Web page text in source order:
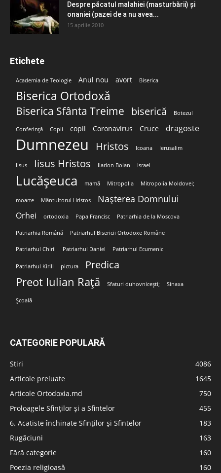
Despre păcatul malahiei (masturbării) şi
onaniei (pazei de a nu avea...
15 aprilie 2010
Etichete
Academia de Teologie Anul nou avort Biserica
Biserica Ortodoxă
Biserica Sfânta Treime biserică Botezul
Conferință Copii copil Coronavirus Cruce dragoste
Dumnezeu Hristos Icoana Ierusalim
Iisus Iisus Hristos Ilarion Boian Israel
Lucășeuca mamă Mitropolia Mitropolia Moldovei;
moarte Mântuitorul Hristos Nașterea Domnului
Orhei ortodoxia Papa Francisc Patriarhia de la Moscova
Patriarhia Română Patriarhul Bisericii Ortodoxe Române
Patriarhul Chiril Patriarhul Daniel Patriarhul Ecumenic
Patriarhul Kirill pictura Predica
Preot Iulian Rață Sfaturi duhovnicești; Sinaxa
Școală
CATEGORIE POPULARĂ
Stiri
4086
Articole preluate
1645
Articole Ortodoxia.md
750
Proloagele Sfinților și a Sfintelor
455
6. Acatiste închinate Sfinților și Sfintelor
183
Rugăciuni
163
Fără categorie
160
Poezia religioasă
160